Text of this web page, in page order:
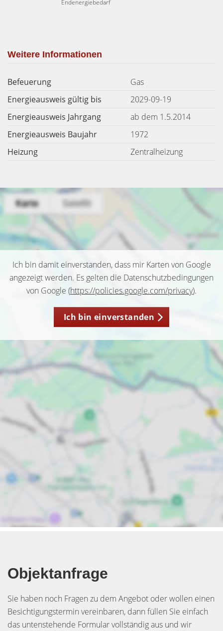
Endenergiebedarf
Weitere Informationen
Befeuerung
Gas
Energieausweis gültig bis
2029-09-19
Energieausweis Jahrgang
ab dem 1.5.2014
Energieausweis Baujahr
1972
Heizung
Zentralheizung
Ich bin damit einverstanden, dass mir Karten von Google
angezeigt werden. Es gelten die Datenschutzbedingungen
von Google (https://policies.google.com/privacy).
Ich bin einverstanden
Objektanfrage
Sie haben noch Fragen zu dem Angebot oder wollen einen
Besichtigungstermin vereinbaren, dann füllen Sie einfach
das untenstehende Formular vollständig aus und wir